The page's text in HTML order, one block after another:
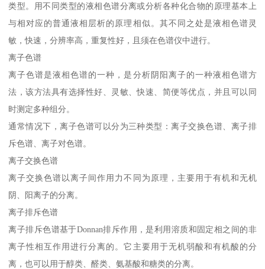
类型。用不同类型的液相色谱分离或分析各种化合物的原理基本上
与相对应的普通液相层析的原理相似。其不同之处是液相色谱灵
敏，快速，分辨率高，重复性好，且须在色谱仪中进行。
离子色谱
离子色谱是液相色谱的一种，是分析阴阳离子的一种液相色谱方
法，该方法具有选择性好、灵敏、快速、简便等优点，并且可以同
时测定多种组分。
通常情况下，离子色谱可以分为三种类型：离子交换色谱、离子排
斥色谱、离子对色谱。
离子交换色谱
离子交换色谱以离子间作用力不同为原理，主要用于有机和无机
阴、阳离子的分离。
离子排斥色谱
离子排斥色谱基于Donnan排斥作用，是利用溶质和固定相之间的非
离子性相互作用进行分离的。它主要用于无机弱酸和有机酸的分
离，也可以用于醇类、醛类、氨基酸和糖类的分离。